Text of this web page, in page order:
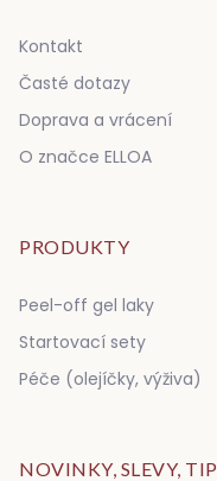
Kontakt
Časté dotazy
Doprava a vrácení
O značce ELLOA
PRODUKTY
Peel-off gel laky
Startovací sety
Péče (olejíčky, výživa)
NOVINKY, SLEVY,